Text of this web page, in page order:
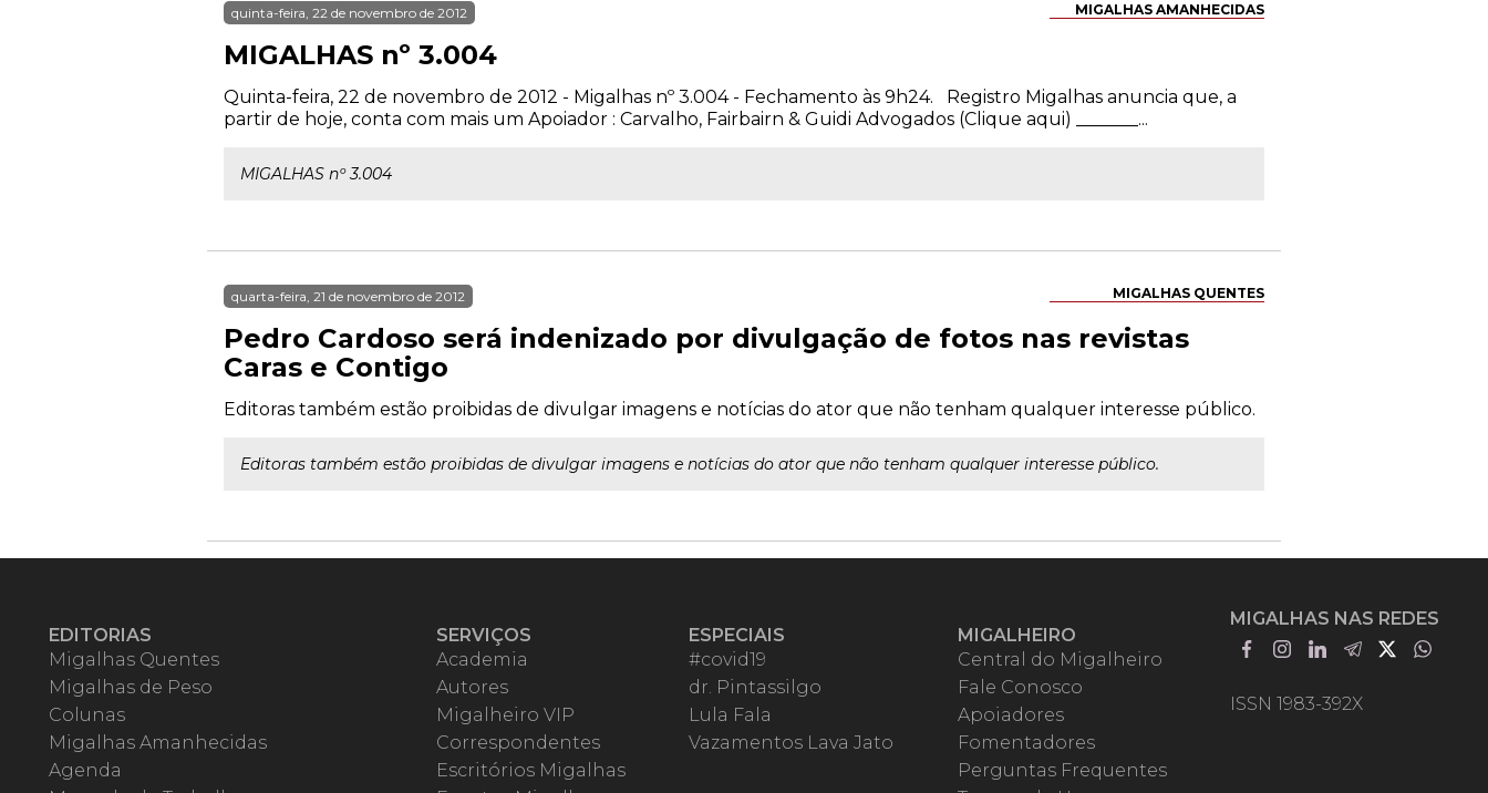
MIGALHAS AMANHECIDAS
quinta-feira, 22 de novembro de 2012
MIGALHAS nº 3.004
Quinta-feira, 22 de novembro de 2012 - Migalhas nº 3.004 - Fechamento às 9h24. Registro Migalhas anuncia que, a
partir de hoje, conta com mais um Apoiador : Carvalho, Fairbairn & Guidi Advogados (Clique aqui) _______...
MIGALHAS nº 3.004
MIGALHAS QUENTES
quarta-feira, 21 de novembro de 2012
Pedro Cardoso será indenizado por divulgação de fotos nas revistas
Caras e Contigo
Editoras também estão proibidas de divulgar imagens e notícias do ator que não tenham qualquer interesse público.
Editoras também estão proibidas de divulgar imagens e notícias do ator que não tenham qualquer interesse público.
EDITORIAS
Migalhas Quentes
Migalhas de Peso
Colunas
Migalhas Amanhecidas
Agenda
SERVIÇOS
Academia
Autores
Migalheiro VIP
Correspondentes
Escritórios Migalhas
ESPECIAIS
#covid19
dr. Pintassilgo
Lula Fala
Vazamentos Lava Jato
MIGALHEIRO
Central do Migalheiro
Fale Conosco
Apoiadores
Fomentadores
Perguntas Frequentes
MIGALHAS NAS REDES
ISSN 1983-392X